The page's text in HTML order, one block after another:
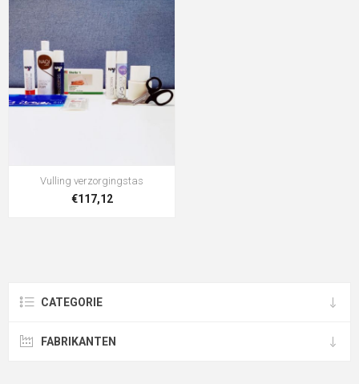
Vulling verzorgingstas
€117,12
CATEGORIE
FABRIKANTEN